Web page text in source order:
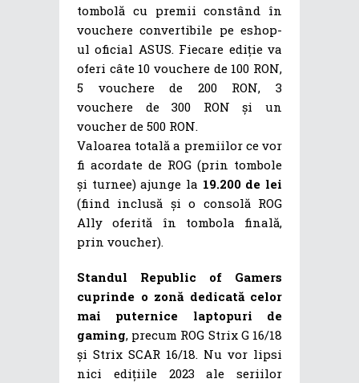
tombolă cu premii constând în
vouchere convertibile pe eshop-
ul oficial ASUS. Fiecare ediție va
oferi câte 10 vouchere de 100 RON,
5 vouchere de 200 RON, 3
vouchere de 300 RON și un
voucher de 500 RON.
Valoarea totală a premiilor ce vor
fi acordate de ROG (prin tombole
și turnee) ajunge la 19.200 de lei
(fiind inclusă și o consolă ROG
Ally oferită în tombola finală,
prin voucher).
Standul Republic of Gamers
cuprinde o zonă dedicată celor
mai puternice laptopuri de
gaming, precum ROG Strix G 16/18
și Strix SCAR 16/18. Nu vor lipsi
nici edițiile 2023 ale seriilor